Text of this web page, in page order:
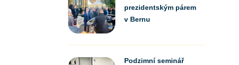
prezidentským párem
v Bernu
Podzimní seminář